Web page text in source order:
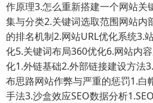
作原理3.怎么重新搭建一个网站关
集与分类2.关键词选取范围网站内
的排名机制2.网站URL优化系统3.
化5.关键词布局360优化6.网站内
化1.外链基础2.外部链接建设方法
布思路网站作弊与严重的惩罚1.白
手法3.沙盒效应SEO数据分析